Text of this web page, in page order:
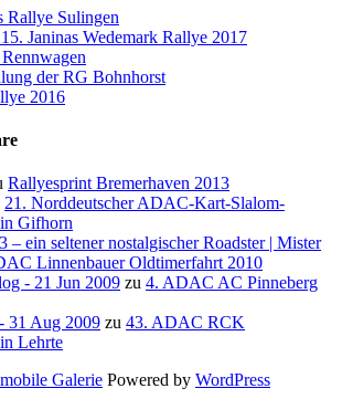
Rallye Sulingen
Janinas Wedemark Rallye 2017
der RG Bohnhorst
2016
Rallyesprint Bremerhaven 2013
21. Norddeutscher ADAC-Kart-Slalom-
Gifhorn
– ein seltener nostalgischer Roadster | Mister
Linnenbauer Oldtimerfahrt 2010
- 21 Jun 2009 zu 4. ADAC AC Pinneberg
31 Aug 2009 zu 43. ADAC RCK
Lehrte
Galerie Powered by WordPress